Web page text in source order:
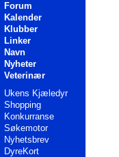
Forum
Kalender
Klubber
Linker
Navn
Nyheter
Veterinær
Ukens Kjæledyr
Shopping
Konkurranse
Søkemotor
Nyhetsbrev
DyreKort